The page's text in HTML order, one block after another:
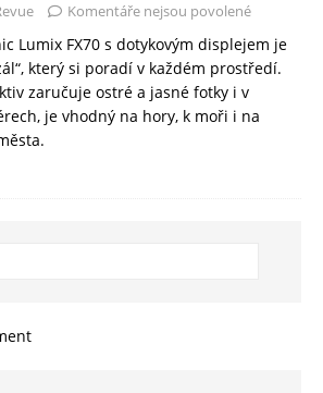
Komentáře nejsou povolené
Lumix FX70 s dotykovým displejem je
který si poradí v každém prostředí.
zaručuje ostré a jasné fotky i v
je vhodný na hory, k moři i na